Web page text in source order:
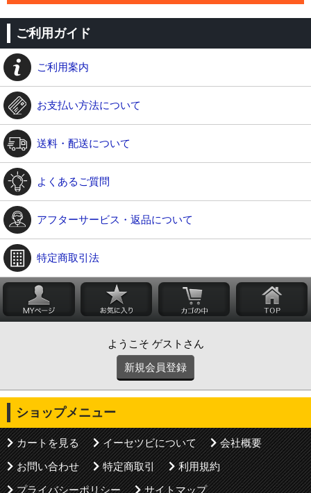
ご利用ガイド
ご利用案内
お支払い方法について
送料・配送について
よくあるご質問
アフターサービス・返品について
特定商取引法
ようこそ ゲストさん
新規会員登録
ショップメニュー
カートを見る イーセツビについて
会社概要
お問い合わせ
特定商取引
利用規約
プライバシーポリシー
サイトマップ